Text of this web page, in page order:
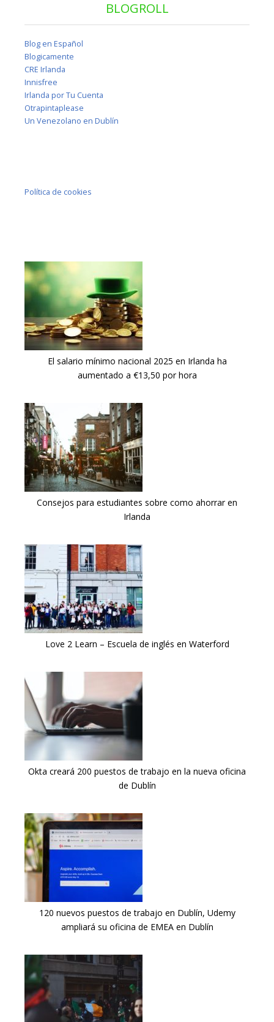
BLOGROLL
Blog en Español
Blogicamente
CRE Irlanda
Innisfree
Irlanda por Tu Cuenta
Otrapintaplease
Un Venezolano en Dublín
Política de cookies
El salario mínimo nacional 2025 en Irlanda ha
aumentado a €13,50 por hora
Consejos para estudiantes sobre como ahorrar en
Irlanda
Love 2 Learn – Escuela de inglés en Waterford
Okta creará 200 puestos de trabajo en la nueva oficina
de Dublín
120 nuevos puestos de trabajo en Dublín, Udemy
ampliará su oficina de EMEA en Dublín